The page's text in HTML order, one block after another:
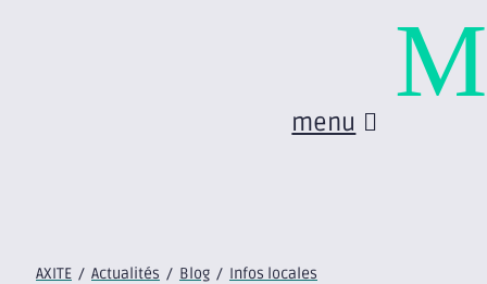
menu
AXITE / Actualités / Blog / Infos locales
M